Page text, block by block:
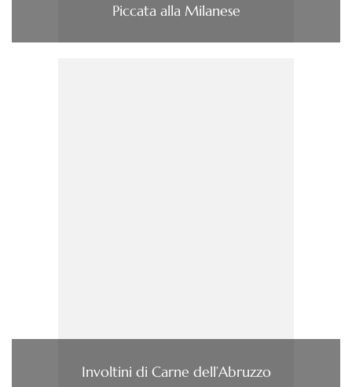
Piccata alla Milanese
Involtini di Carne dell’Abruzzo